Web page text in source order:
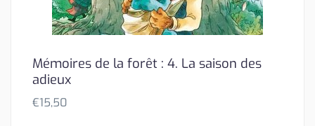
Mémoires de la forêt : 4. La saison des
adieux
€15,50